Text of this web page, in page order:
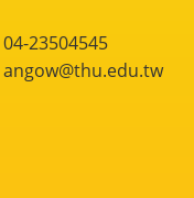
23504545
angow@thu.edu.tw